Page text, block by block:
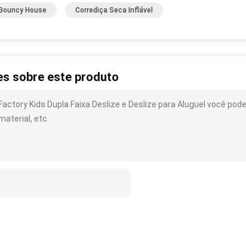
House Corrediça Seca Inflável
sobre este produto
Kids Dupla Faixa Deslize e Deslize para Aluguel você
etc.